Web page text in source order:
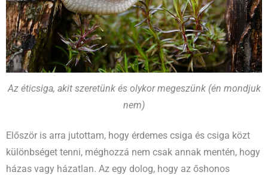
Az éticsiga, akit szeretünk és olykor megeszünk (én mondjuk
nem)
Először is arra jutottam, hogy érdemes csiga és csiga közt
különbséget tenni, méghozzá nem csak annak mentén, hogy
házas vagy házatlan. Az egy dolog, hogy az őshonos